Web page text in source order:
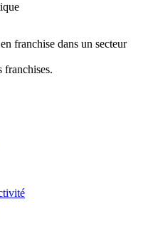
franchise dans un secteur
franchises.